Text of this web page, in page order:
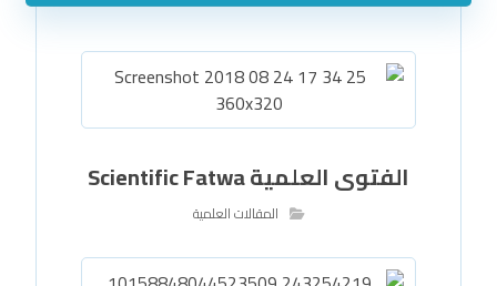
الفتوى العلمية Scientific Fatwa
المقالات العلمية